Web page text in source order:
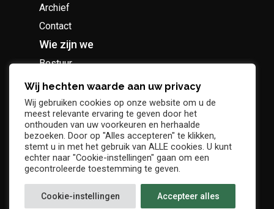
Archief
Contact
Wie zijn we
Bestuur
Geschiedenis
Supportersclub
Socio Business Club
Wij hechten waarde aan uw privacy
Wij gebruiken cookies op onze website om u de
meest relevante ervaring te geven door het
onthouden van uw voorkeuren en herhaalde
bezoeken. Door op "Alles accepteren" te klikken,
stemt u in met het gebruik van ALLE cookies. U kunt
echter naar "Cookie-instellingen" gaan om een
gecontroleerde toestemming te geven.
Cookie-instellingen Accepteer alles